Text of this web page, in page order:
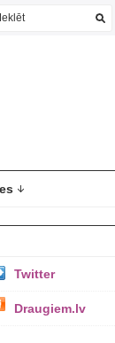
Twitter
Draugiem.lv